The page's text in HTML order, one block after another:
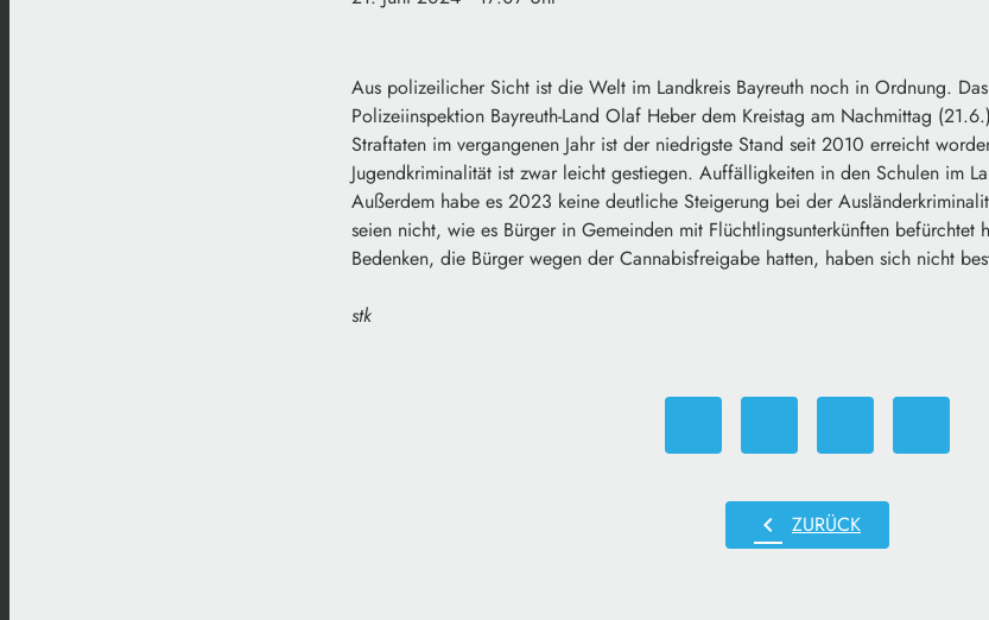
Aus polizeilicher Sicht ist die Welt im Landkreis Bayreuth noch in Ordnung.
Polizeiinspektion Bayreuth-Land Olaf Heber dem Kreistag am Nachmittag
Straftaten im vergangenen Jahr ist der niedrigste Stand seit 2010 erreicht
Jugendkriminalität ist zwar leicht gestiegen. Auffälligkeiten in den Schulen im
Außerdem habe es 2023 keine deutliche Steigerung bei der
seien nicht, wie es Bürger in Gemeinden mit Flüchtlingsunterkünften befürchtet
Bedenken, die Bürger wegen der Cannabisfreigabe hatten, haben sich nicht
stk
chevron_left ZURÜCK